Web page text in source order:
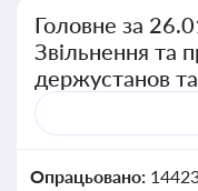
Головне за
Звільнення та
держустанов
Опрацьовано: